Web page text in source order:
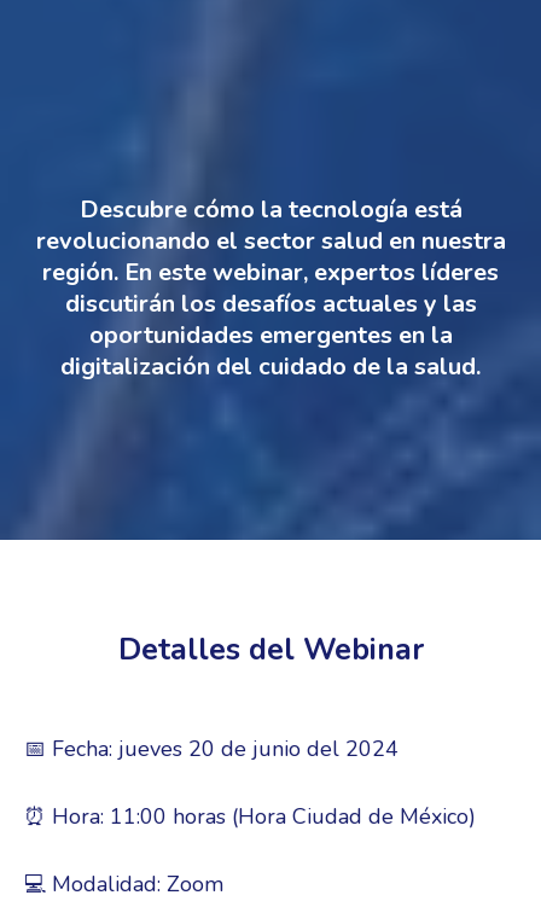
Descubre cómo la tecnología está
revolucionando el sector salud en nuestra
región. En este webinar, expertos líderes
discutirán los desafíos actuales y las
oportunidades emergentes en la
digitalización del cuidado de la salud.
Detalles del Webinar
📅 Fecha: jueves 20 de junio del 2024
⏰ Hora: 11:00 horas (Hora Ciudad de México)
💻 Modalidad: Zoom